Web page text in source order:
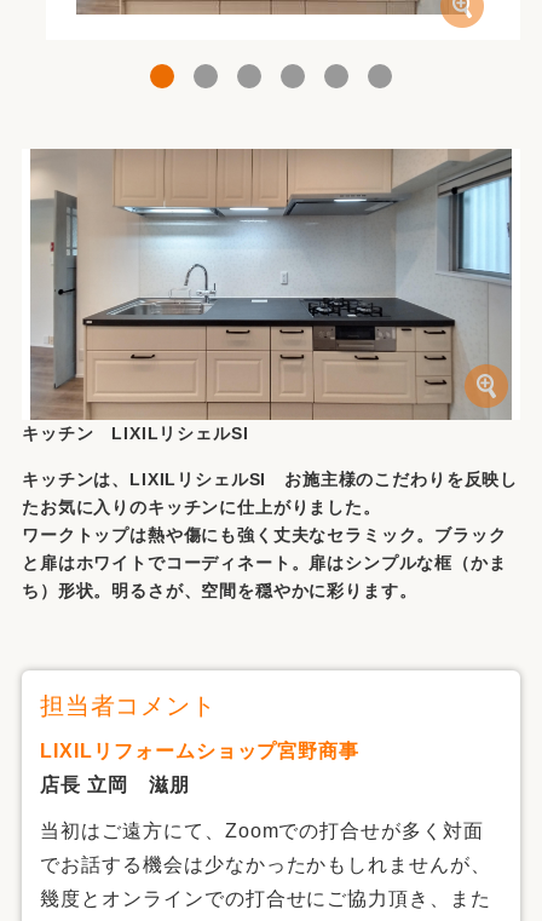
キッチン LIXILリシェルSI
キッチンは、LIXILリシェルSI お施主様のこだわりを反映し
たお気に入りのキッチンに仕上がりました。
ワークトップは熱や傷にも強く丈夫なセラミック。ブラック
と扉はホワイトでコーディネート。扉はシンプルな框（かま
ち）形状。明るさが、空間を穏やかに彩ります。
担当者コメント
LIXILリフォームショップ宮野商事
店長 立岡 滋朋
当初はご遠方にて、Zoomでの打合せが多く対面
でお話する機会は少なかったかもしれませんが、
幾度とオンラインでの打合せにご協力頂き、また